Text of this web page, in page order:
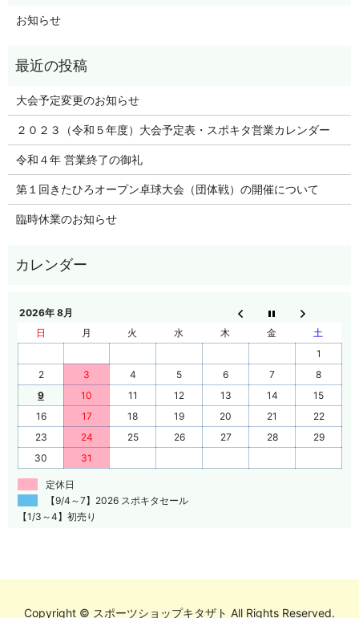
お知らせ
大会予定変更のお知らせ
２０２３（令和５年度）大会予定表・スポキタ営業カレンダー
令和４年 営業終了の御礼
第１回きたひろオープン卓球大会（団体戦）の開催について
臨時休業のお知らせ
2026年 8月
日
月 火 水 木 金
土
1
2
3 4 5 6 7
8
9
10 11 12 13 14
15
16
17 18 19 20 21
22
23
24 25 26 27 28
29
30
31
定休日
【9/4～7】2026 スポキタセール
【1/3～4】初売り
Copyright © スポーツショップキタザト All Rights Reserved.